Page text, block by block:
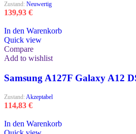
Zustand: Neuwertig
139,93 €
In den Warenkorb
Quick view
Compare
Add to wishlist
Samsung A127F Galaxy A12
Zustand: Akzeptabel
114,83 €
In den Warenkorb